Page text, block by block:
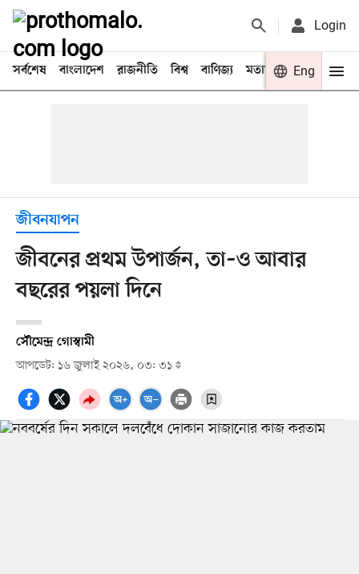
Login
সর্বশেষ বাংলাদেশ রাজনীতি বিশ্ব বাণিজ্য মতামত খেলা
Eng
জীবনযাপন
জীবনের প্রথম উপার্জন, তা–ও আবার
বছরের পয়লা দিনে
সৌমেন্দ্র গোস্বামী
আপডেট: ১৬ জুলাই ২০২৬, ০৩: ৩১